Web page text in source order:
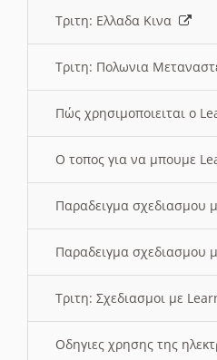
Τριτη: Ελλαδα Κινα
Τριτη: Πολωνια
Πώς χρησιμοποιειται ο
O τοπος για να μπουμε
Παραδειγμα σχεδιασμου
Παραδειγμα σχεδιασμου
Τριτη: Σχεδιασμοι με
Οδηγιες χρησης της